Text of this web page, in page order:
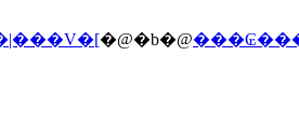
�@�b�@